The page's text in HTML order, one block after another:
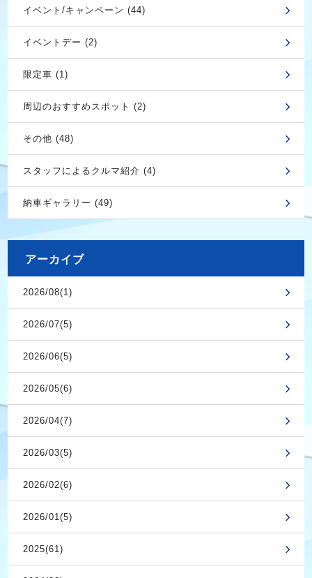
イベント/キャンペーン (44)
イベントデー (2)
限定車 (1)
周辺のおすすめスポット (2)
その他 (48)
スタッフによるクルマ紹介 (4)
納車ギャラリー (49)
アーカイブ
2026/08(1)
2026/07(5)
2026/06(5)
2026/05(6)
2026/04(7)
2026/03(5)
2026/02(6)
2026/01(5)
2025(61)